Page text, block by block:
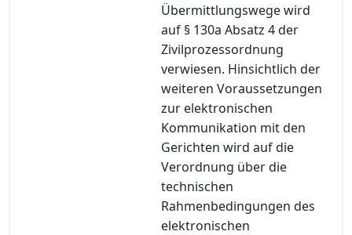
Übermittlungswege wird
auf § 130a Absatz 4 der
Zivilprozessordnung
verwiesen. Hinsichtlich der
weiteren Voraussetzungen
zur elektronischen
Kommunikation mit den
Gerichten wird auf die
Verordnung über die
technischen
Rahmenbedingungen des
elektronischen